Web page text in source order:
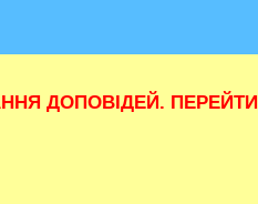
ДОПОВІДЕЙ. ПЕРЕЙТИ